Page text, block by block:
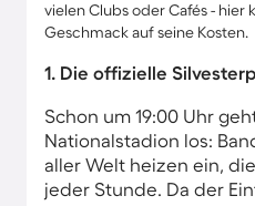
vielen Clubs oder Cafés -
Geschmack auf seine Kosten.
1. Die offizielle
Schon um 19:00 Uhr
Nationalstadion los:
aller Welt heizen ein,
jeder Stunde. Da der